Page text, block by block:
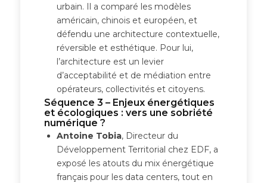
urbain. Il a comparé les modèles
américain, chinois et européen, et
défendu une architecture contextuelle,
réversible et esthétique. Pour lui,
l’architecture est un levier
d’acceptabilité et de médiation entre
opérateurs, collectivités et citoyens.
Séquence 3 – Enjeux énergétiques
et écologiques : vers une sobriété
numérique ?
Antoine Tobia, Directeur du
Développement Territorial chez EDF, a
exposé les atouts du mix énergétique
français pour les data centers, tout en